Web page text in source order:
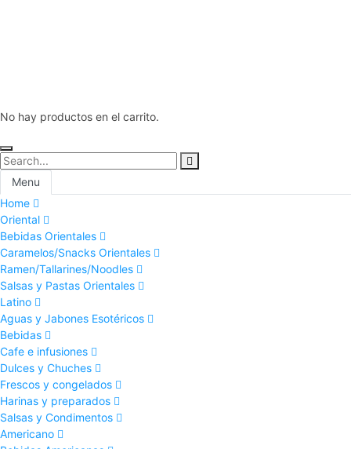
No hay productos en el carrito.
Menu
Home
Oriental
Bebidas Orientales
Caramelos/Snacks Orientales
Ramen/Tallarines/Noodles
Salsas y Pastas Orientales
Latino
Aguas y Jabones Esotéricos
Bebidas
Cafe e infusiones
Dulces y Chuches
Frescos y congelados
Harinas y preparados
Salsas y Condimentos
Americano